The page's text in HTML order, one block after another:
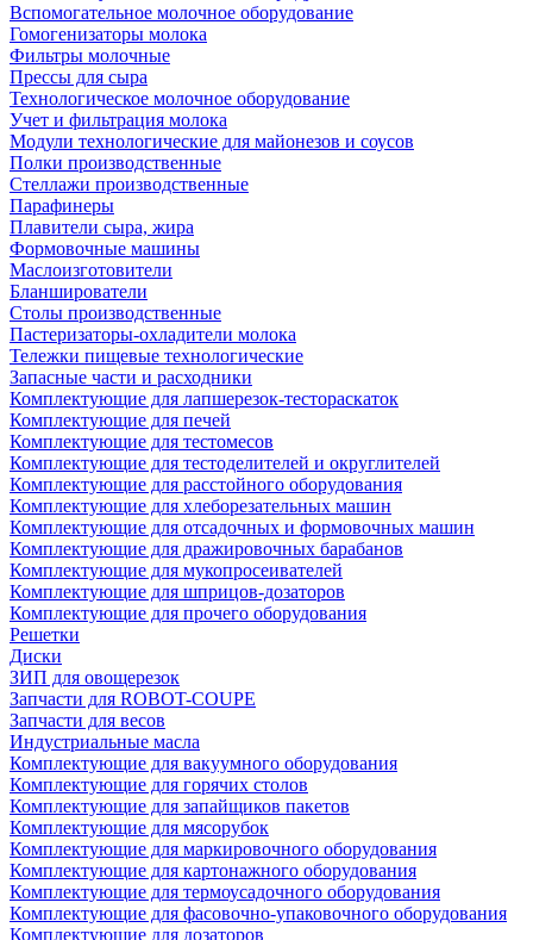
Вспомогательное молочное оборудование
Гомогенизаторы молока
Фильтры молочные
Прессы для сыра
Технологическое молочное оборудование
Учет и фильтрация молока
Модули технологические для майонезов и соусов
Полки производственные
Стеллажи производственные
Парафинеры
Плавители сыра, жира
Формовочные машины
Маслоизготовители
Бланширователи
Столы производственные
Пастеризаторы-охладители молока
Тележки пищевые технологические
Запасные части и расходники
Комплектующие для лапшерезок-тестораскаток
Комплектующие для печей
Комплектующие для тестомесов
Комплектующие для тестоделителей и округлителей
Комплектующие для расстойного оборудования
Комплектующие для хлеборезательных машин
Комплектующие для отсадочных и формовочных машин
Комплектующие для дражировочных барабанов
Комплектующие для мукопросеивателей
Комплектующие для шприцов-дозаторов
Комплектующие для прочего оборудования
Решетки
Диски
ЗИП для овощерезок
Запчасти для ROBOT-COUPE
Запчасти для весов
Индустриальные масла
Комплектующие для вакуумного оборудования
Комплектующие для горячих столов
Комплектующие для запайщиков пакетов
Комплектующие для мясорубок
Комплектующие для маркировочного оборудования
Комплектующие для картонажного оборудования
Комплектующие для термоусадочного оборудования
Комплектующие для фасовочно-упаковочного оборудования
Комплектующие для дозаторов